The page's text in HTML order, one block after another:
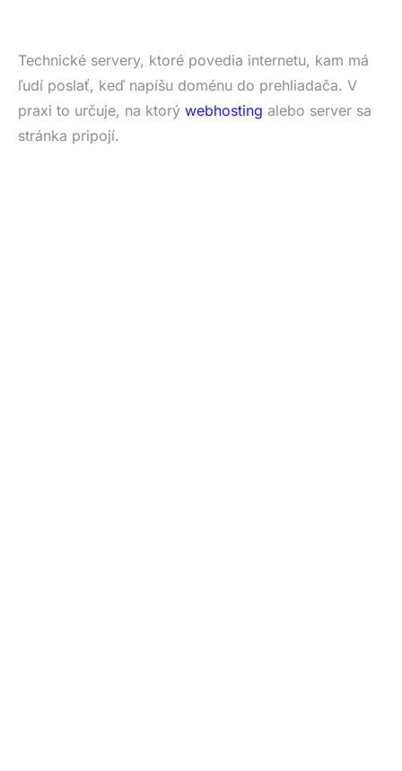
Technické servery, ktoré povedia internetu, kam má
ľudí poslať, keď napíšu doménu do prehliadača. V
praxi to určuje, na ktorý webhosting alebo server sa
stránka pripojí.